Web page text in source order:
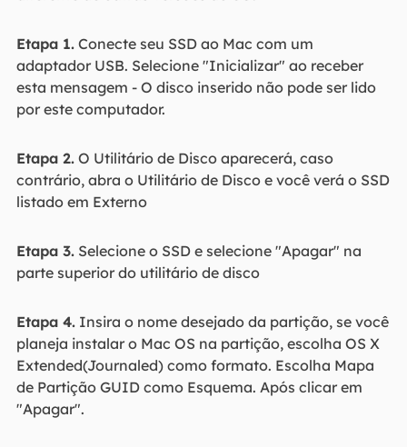
Etapa 1.Conecte seu SSD ao Mac com um
adaptador USB. Selecione "Inicializar" ao receber
esta mensagem - O disco inserido não pode ser lido
por este computador.
Etapa 2.O Utilitário de Disco aparecerá, caso
contrário, abra o Utilitário de Disco e você verá o SSD
listado em Externo
Etapa 3.Selecione o SSD e selecione "Apagar" na
parte superior do utilitário de disco
Etapa 4.Insira o nome desejado da partição, se você
planeja instalar o Mac OS na partição, escolha OS X
Extended(Journaled) como formato. Escolha Mapa
de Partição GUID como Esquema. Após clicar em
"Apagar".